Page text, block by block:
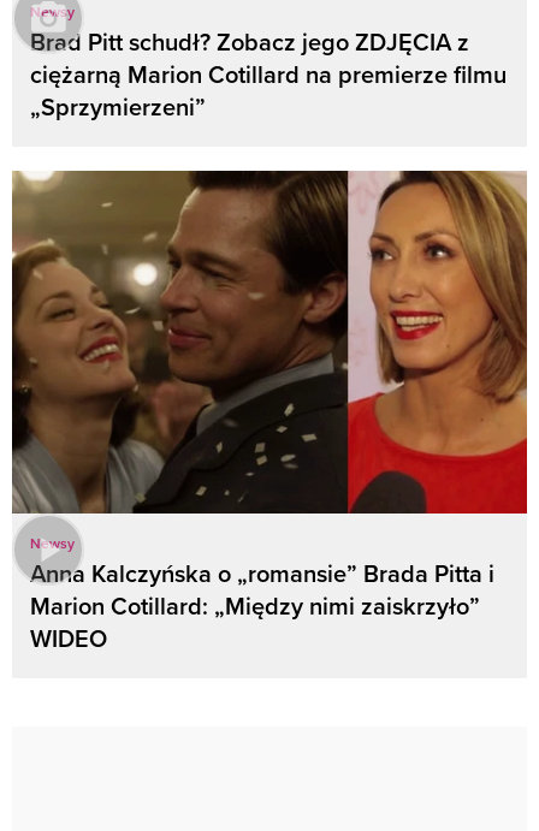
Newsy
Brad Pitt schudł? Zobacz jego ZDJĘCIA z
ciężarną Marion Cotillard na premierze filmu
„Sprzymierzeni”
Newsy
Anna Kalczyńska o „romansie” Brada Pitta i
Marion Cotillard: „Między nimi zaiskrzyło”
WIDEO